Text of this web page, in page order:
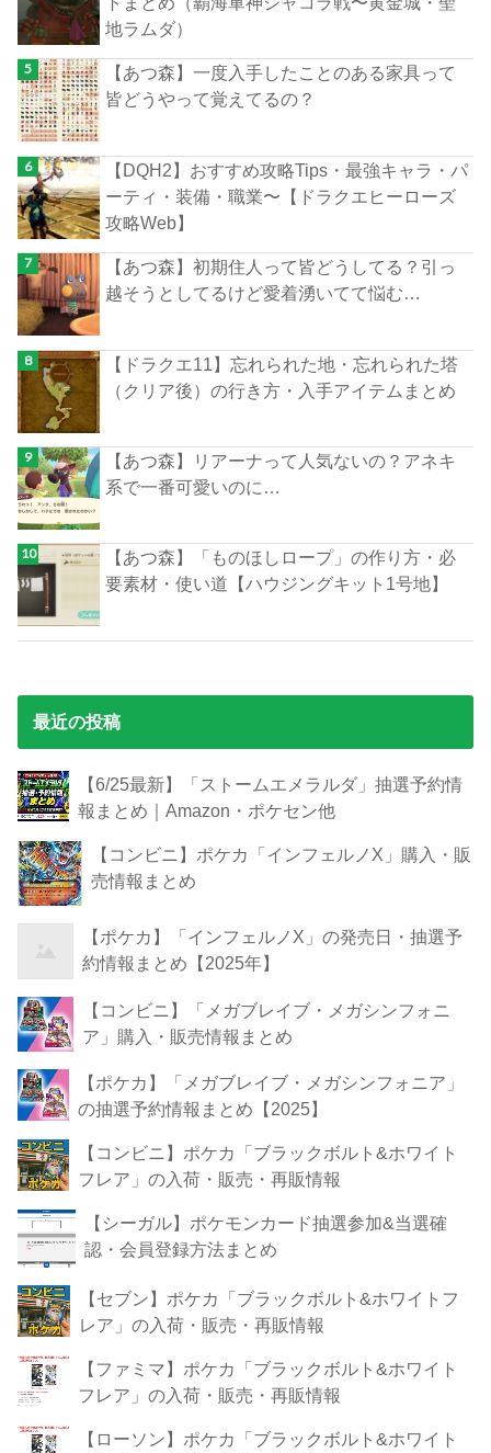
地ラムダ）
【あつ森】一度入手したことのある家具って
皆どうやって覚えてるの？
【DQH2】おすすめ攻略Tips・最強キャラ・パ
ーティ・装備・職業〜【ドラクエヒーローズ
攻略Web】
【あつ森】初期住人って皆どうしてる？引っ
越そうとしてるけど愛着湧いてて悩む…
【ドラクエ11】忘れられた地・忘れられた塔
（クリア後）の行き方・入手アイテムまとめ
【あつ森】リアーナって人気ないの？アネキ
系で一番可愛いのに…
【あつ森】「ものほしロープ」の作り方・必
要素材・使い道【ハウジングキット1号地】
最近の投稿
【6/25最新】「ストームエメラルダ」抽選予約情
報まとめ｜Amazon・ポケセン他
【コンビニ】ポケカ「インフェルノX」購入・販
売情報まとめ
【ポケカ】「インフェルノX」の発売日・抽選予
約情報まとめ【2025年】
【コンビニ】「メガブレイブ・メガシンフォニ
ア」購入・販売情報まとめ
【ポケカ】「メガブレイブ・メガシンフォニア」
の抽選予約情報まとめ【2025】
【コンビニ】ポケカ「ブラックボルト&ホワイト
フレア」の入荷・販売・再販情報
【シーガル】ポケモンカード抽選参加&当選確
認・会員登録方法まとめ
【セブン】ポケカ「ブラックボルト&ホワイトフ
レア」の入荷・販売・再販情報
【ファミマ】ポケカ「ブラックボルト&ホワイト
フレア」の入荷・販売・再販情報
【ローソン】ポケカ「ブラックボルト&ホワイト